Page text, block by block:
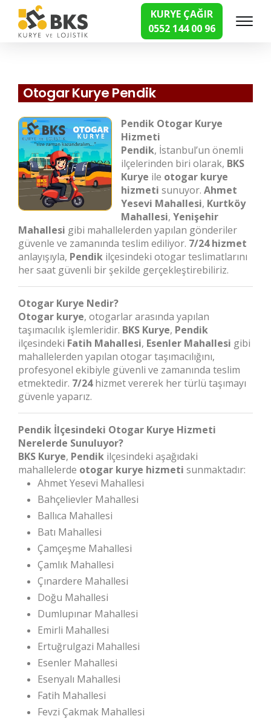
KURYE ÇAĞIR
0552 144 00 96
Hızlı Kurye Hizmetleri
Otogar Kurye Pendik
Pendik Otogar Kurye
Hizmeti
Pendik, İstanbul’un önemli
ilçelerinden biri olarak, BKS
Kurye ile otogar kurye
hizmeti sunuyor.Ahmet
Yesevi Mahallesi, Kurtköy
Mahallesi,Yenişehir
Mahallesi gibi mahallelerden yapılan gönderiler
güvenle ve zamanında teslim ediliyor. 7/24 hizmet
anlayışıyla, Pendik ilçesindeki otogar teslimatlarını
her saat güvenli bir şekilde gerçekleştirebiliriz.
Otogar Kurye Nedir?
Otogar kurye, otogarlar arasında yapılan
taşımacılık işlemleridir. BKS Kurye, Pendik
ilçesindeki Fatih Mahallesi, Esenler Mahallesi gibi
mahallelerden yapılan otogar taşımacılığını,
profesyonel ekibiyle güvenli ve zamanında teslim
etmektedir. 7/24hizmet vererek her türlü taşımayı
güvenle yaparız.
Pendik İlçesindeki Otogar Kurye Hizmeti
Nerelerde Sunuluyor?
BKS Kurye, Pendik ilçesindeki aşağıdaki
mahallelerde otogar kurye hizmeti sunmaktadır:
Ahmet Yesevi Mahallesi
Bahçelievler Mahallesi
Ballıca Mahallesi
Batı Mahallesi
Çamçeşme Mahallesi
Çamlık Mahallesi
Çınardere Mahallesi
Doğu Mahallesi
Dumlupınar Mahallesi
Emirli Mahallesi
Ertuğrulgazi Mahallesi
Esenler Mahallesi
Esenyalı Mahallesi
Fatih Mahallesi
Fevzi Çakmak Mahallesi